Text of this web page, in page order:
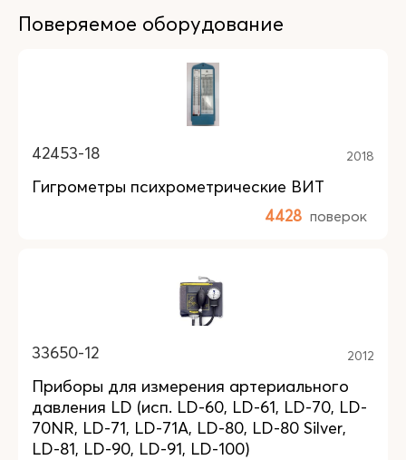
Поверяемое оборудование
42453-18 2018
Гигрометры психрометрические ВИТ
4428 поверок
33650-12 2012
Приборы для измерения артериального
давления LD (исп. LD-60, LD-61, LD-70, LD-
70NR, LD-71, LD-71A, LD-80, LD-80 Silver,
LD-81, LD-90, LD-91, LD-100)